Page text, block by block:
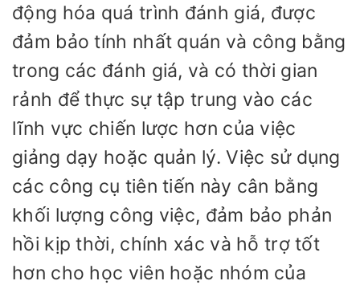
động hóa quá trình đánh giá, được
đảm bảo tính nhất quán và công bằng
trong các đánh giá, và có thời gian
rảnh để thực sự tập trung vào các
lĩnh vực chiến lược hơn của việc
giảng dạy hoặc quản lý. Việc sử dụng
các công cụ tiên tiến này cân bằng
khối lượng công việc, đảm bảo phản
hồi kịp thời, chính xác và hỗ trợ tốt
hơn cho học viên hoặc nhóm của